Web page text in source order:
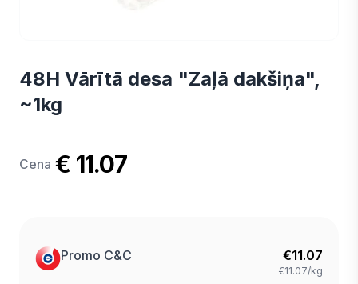
48H Vārītā desa "Zaļā dakšiņa",
~1kg
Cena € 11.07
Promo C&C €11.07
€11.07/kg